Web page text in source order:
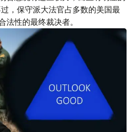
，保守派大法官占多数的美国最
法性的最终裁决者。